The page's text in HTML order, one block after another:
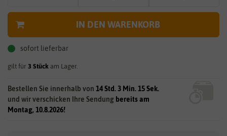
IN DEN WARENKORB
sofort lieferbar
gilt für 3 Stück am Lager.
Bestellen Sie innerhalb von 14 Std. 3 Min. 14 Sek.
und wir verschicken Ihre Sendung bereits am
Montag, 10.8.2026!